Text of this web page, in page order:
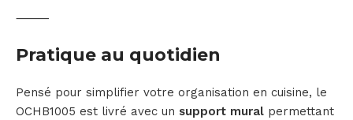
⸻
Pratique au quotidien
Pensé pour simplifier votre organisation en cuisine, le
OCHB1005 est livré avec un support mural permettant